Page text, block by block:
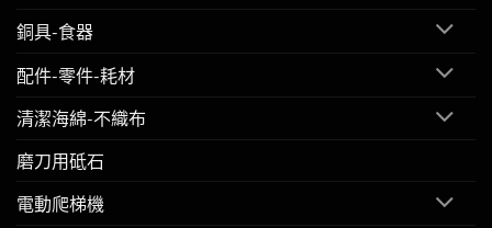
銅具-食器
配件-零件-耗材
清潔海綿-不織布
磨刀用砥石
電動爬梯機